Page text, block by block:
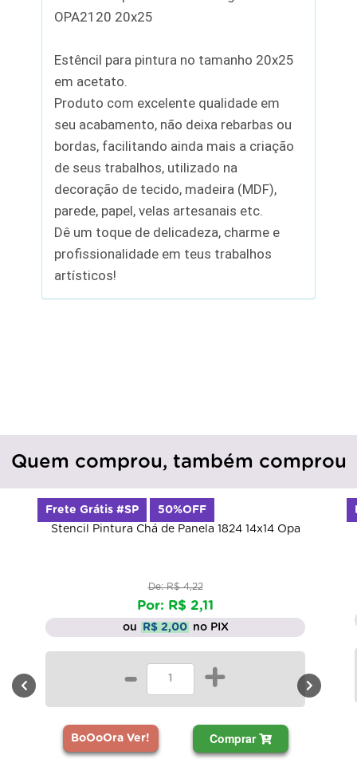
OPA2120 20x25
Estêncil para pintura no tamanho 20x25
em acetato.
Produto com excelente qualidade em
seu acabamento, não deixa rebarbas ou
bordas, facilitando ainda mais a criação
de seus trabalhos, utilizado na
decoração de tecido, madeira (MDF),
parede, papel, velas artesanais etc.
Dê um toque de delicadeza, charme e
profissionalidade em teus trabalhos
artísticos!
Quem comprou, também comprou
Stencil Pintura Chá de Panela 1824 14x14 Opa
De: R$ 4,22
Por: R$ 2,11
ou R$ 2,00 no PIX
- +
BoOoOra Ver! Comprar
Frete Grátis #SP 50%OFF